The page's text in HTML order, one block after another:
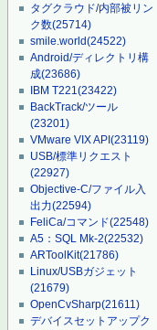
タグクラウド/内部被リン
ク数(25714)
smile.world(24522)
Android/ディレクトリ構
成(23686)
IBM T221(23422)
BackTrack/ツール
(23201)
VMware VIX API(23119)
USB/標準リクエスト
(22927)
Objective-C/ファイル入
出力(22594)
FeliCa/コマンド(22548)
A5：SQL Mk-2(22532)
ARToolKit(21786)
Linux/USBガジェット
(21679)
OpenCvSharp(21611)
デバイスセットアップク